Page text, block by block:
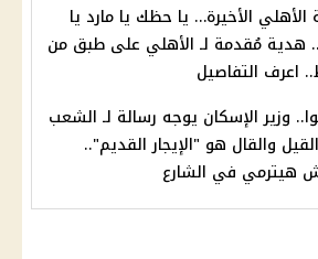
الأخيرة… يا حظك يا مارد يا
هدية مُقدمة لـ الأهلي على طبق من
اعرف التفاصيل
وزير الإسكان يوجه رسالة لـ الشعب
والقال هو "الإيجار القديم"..
هيترمي في الشارع